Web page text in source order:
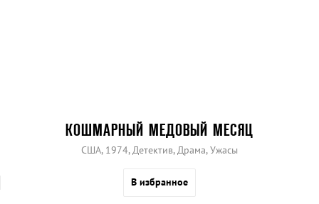
КОШМАРНЫЙ МЕДОВЫЙ МЕСЯЦ
США, 1974, Детектив, Драма, Ужасы
В избранное